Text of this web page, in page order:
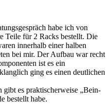
habe ich von
Teile für 2 Racks bestellt. Die
innerhalb einer halben
bei mir. Der Aufbau war recht
ist es ein
ging es einen deutlichen
gibt es praktischerweise „Bein-
bestellt habe.